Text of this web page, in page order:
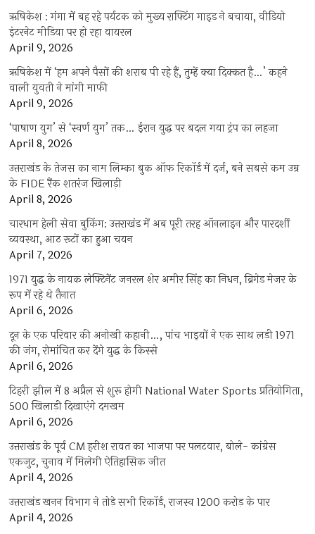
ऋषिकेश : गंगा में बह रहे पर्यटक को मुख्य राफ्टिंग गाइड ने बचाया, वीडियो
इंटरनेट मीडिया पर हो रहा वायरल
April 9, 2026
ऋषिकेश में ‘हम अपने पैसों की शराब पी रहे हैं, तुम्हें क्या दिक्कत है…’ कहने
वाली युवती ने मांगी माफी
April 9, 2026
‘पाषाण युग’ से ‘स्वर्ण युग’ तक… ईरान युद्ध पर बदल गया ट्रंप का लहजा
April 8, 2026
उत्तराखंड के तेजस का नाम लिम्का बुक ऑफ रिकॉर्ड में दर्ज, बने सबसे कम उम्र
के FIDE रैंक शतरंज खिलाड़ी
April 8, 2026
चारधाम हेली सेवा बुकिंग: उत्तराखंड में अब पूरी तरह ऑनलाइन और पारदर्शी
व्यवस्था, आठ रूटों का हुआ चयन
April 7, 2026
1971 युद्ध के नायक लेफ्टिनेंट जनरल शेर अमीर सिंह का निधन, ब्रिगेड मेजर के
रूप में रहे थे तैनात
April 6, 2026
दून के एक परिवार की अनोखी कहानी…, पांच भाइयों ने एक साथ लड़ी 1971
की जंग, रोमांचित कर देंगे युद्ध के किस्से
April 6, 2026
टिहरी झील में 8 अप्रैल से शुरू होगी National Water Sports प्रतियोगिता,
500 खिलाड़ी दिखाएंगे दमखम
April 6, 2026
उत्तराखंड के पूर्व CM हरीश रावत का भाजपा पर पलटवार, बोले- कांग्रेस
एकजुट, चुनाव में मिलेगी ऐतिहासिक जीत
April 4, 2026
उत्तराखंड खनन विभाग ने तोड़े सभी रिकॉर्ड, राजस्व 1200 करोड़ के पार
April 4, 2026